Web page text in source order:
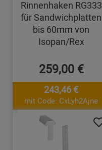
Rinnenhaken RG333
für Sandwichplatten
bis 60mm von
Isopan/Rex
259,00 €
243,46 €
mit Code: CxLyh2Ajne